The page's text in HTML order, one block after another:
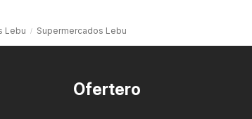
Lebu Supermercados Lebu
Ofertero